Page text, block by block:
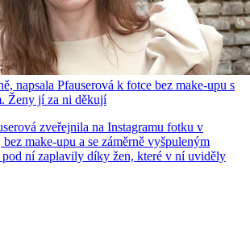
napsala Pfauserová k fotce bez make-upu s
Ženy jí za ni děkují
zveřejnila na Instagramu fotku v
make-upu a se záměrně vyšpuleným
ní zaplavily díky žen, které v ní uviděly